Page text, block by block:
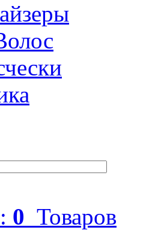
0 Товаров